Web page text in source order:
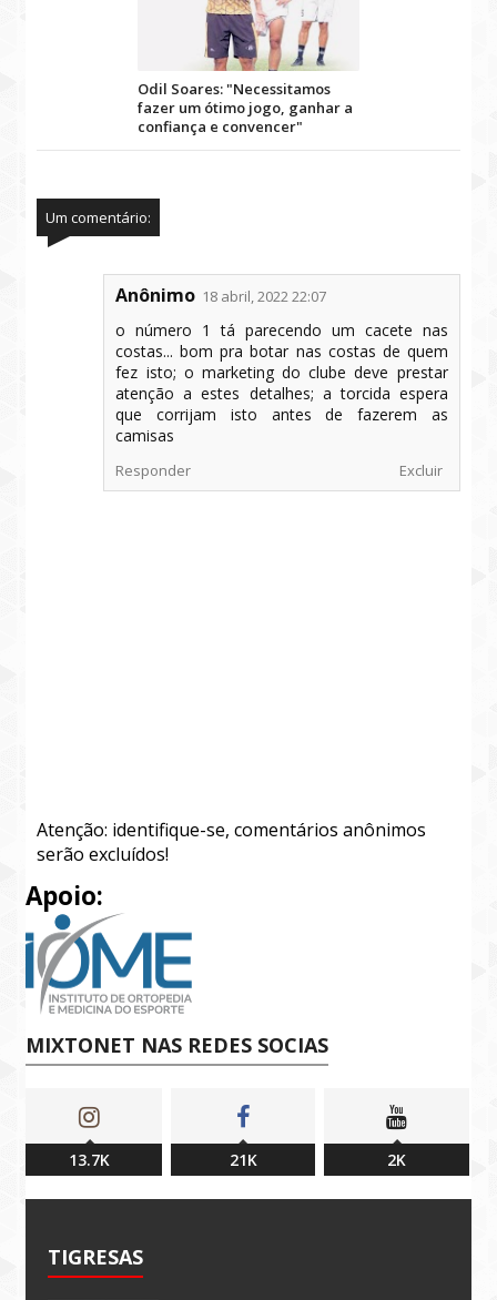
Odil Soares: "Necessitamos
fazer um ótimo jogo, ganhar a
confiança e convencer"
Um comentário:
Anônimo 18 abril, 2022 22:07
o número 1 tá parecendo um cacete nas
costas... bom pra botar nas costas de quem
fez isto; o marketing do clube deve prestar
atenção a estes detalhes; a torcida espera
que corrijam isto antes de fazerem as
camisas
Responder Excluir
Atenção: identifique-se, comentários anônimos
serão excluídos!
Apoio:
MIXTONET NAS REDES SOCIAS
13.7K 21K 2K
TIGRESAS